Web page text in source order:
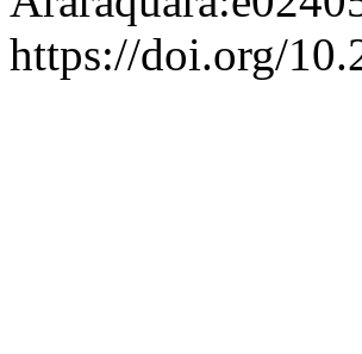
https://doi.org/